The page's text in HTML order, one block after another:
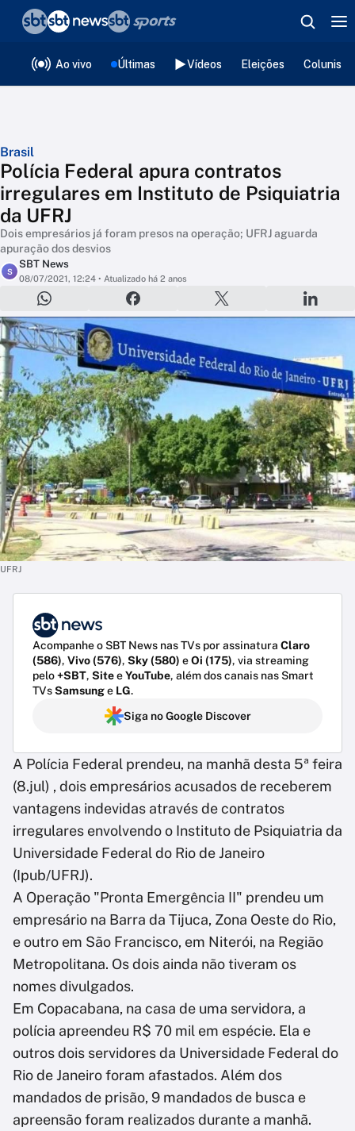
Ao vivo Últimas Vídeos Eleições
Brasil
Polícia Federal apura contratos
irregulares em Instituto de Psiquiatria
da UFRJ
Dois empresários já foram presos na operação; UFRJ aguarda
apuração dos desvios
S
SBT News
08/07/2021, 12:24 • Atualizado há 2 anos
UFRJ
Acompanhe o SBT News nas TVs por assinatura Claro
(586), Vivo (576), Sky (580) eOi (175), via streaming
pelo+SBT, SiteeYouTube, além dos canais nas Smart
TVsSamsunge LG.
Siga no Google Discover
A Polícia Federal prendeu, na manhã desta 5ª feira
(8.jul) , dois empresários acusados de receberem
vantagens indevidas através de contratos
irregulares envolvendo o Instituto de Psiquiatria da
Universidade Federal do Rio de Janeiro
(Ipub/UFRJ).
A Operação "Pronta Emergência II" prendeu um
empresário na Barra da Tijuca, Zona Oeste do Rio,
e outro em São Francisco, em Niterói, na Região
Metropolitana. Os dois ainda não tiveram os
nomes divulgados.
Em Copacabana, na casa de uma servidora, a
polícia apreendeu R$ 70 mil em espécie. Ela e
outros dois servidores da Universidade Federal do
Rio de Janeiro foram afastados. Além dos
mandados de prisão, 9 mandados de busca e
apreensão foram realizados durante a manhã.
❮voltar
Editorias